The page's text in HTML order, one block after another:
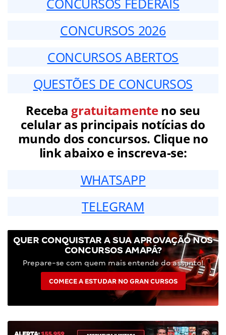
CONCURSOS FEDERAIS
CONCURSOS 2026
CONCURSOS ABERTOS
QUESTÕES DE CONCURSOS
Receba gratuitamenteno seu
celular as principais notícias do
mundo dos concursos. Clique no
link abaixo e inscreva-se:
WHATSAPP
TELEGRAM
QUER CONQUISTAR A SUA APROVAÇÃO NOS
CONCURSOS AMAPÁ?
Prepare-se com quem mais entende do assunto!
COMECE A ESTUDAR NO GRAN CURSOS